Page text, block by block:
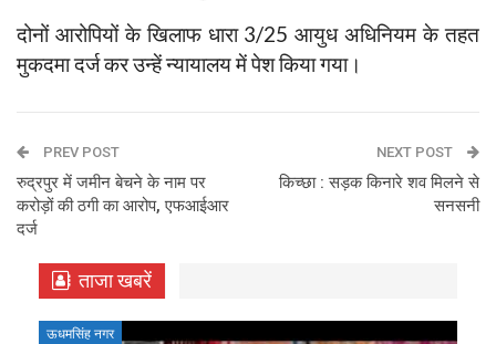
दोनों आरोपियों के खिलाफ धारा 3/25 आयुध अधिनियम के तहत
मुकदमा दर्ज कर उन्हें न्यायालय में पेश किया गया।
PREV POST
रुद्रपुर में जमीन बेचने के नाम पर
करोड़ों की ठगी का आरोप, एफआईआर
दर्ज
NEXT POST
किच्छा : सड़क किनारे शव मिलने से
सनसनी
ताजा खबरें
ऊधमसिंह नगर